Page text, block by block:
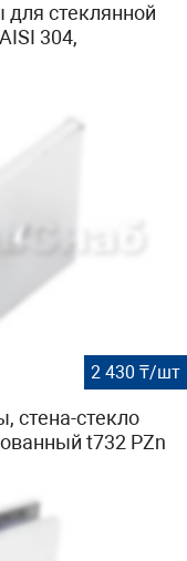
стеклянной
304,
2 430 ₸/шт
стена-стекло
t732 PZn